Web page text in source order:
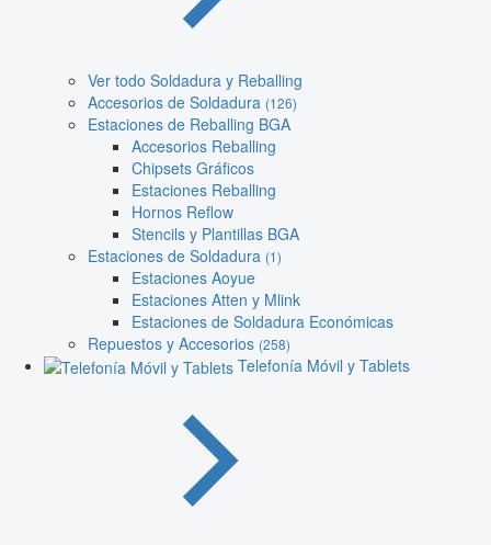
Ver todo Soldadura y Reballing
Accesorios de Soldadura (126)
Estaciones de Reballing BGA
Accesorios Reballing
Chipsets Gráficos
Estaciones Reballing
Hornos Reflow
Stencils y Plantillas BGA
Estaciones de Soldadura (1)
Estaciones Aoyue
Estaciones Atten y Mlink
Estaciones de Soldadura Económicas
Repuestos y Accesorios (258)
Telefonía Móvil y Tablets